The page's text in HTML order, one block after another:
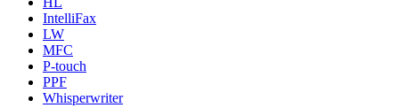
IntelliFax
LW
MFC
P-touch
PPF
Whisperwriter